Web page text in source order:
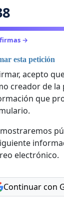
→
esta petición
acepto
creador de la
que
electrónico.
Continuar con